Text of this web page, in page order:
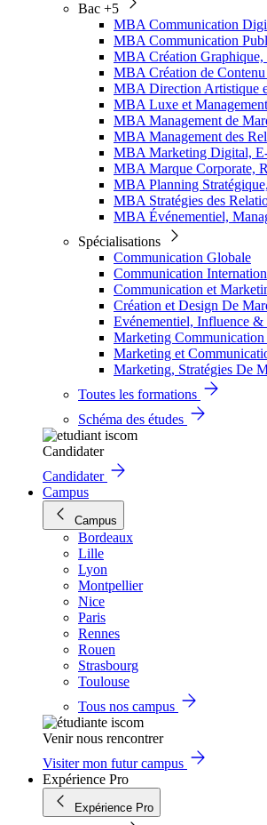
Bac +5
MBA Communication
MBA Communication
MBA Création
MBA Création de
MBA Direction Artistique
MBA Luxe et
MBA Management de
MBA Management des
MBA Marketing Digital,
MBA Marque Corporate,
MBA Planning
MBA Stratégies des
MBA Événementiel,
Spécialisations
Communication Globale
Communication
Communication et
Création et Design De
Evénementiel, Influence &
Marketing Communication
Marketing et
Marketing, Stratégies De
Toutes les formations
Schéma des études
Candidater
Candidater
Campus
Campus
Bordeaux
Lille
Lyon
Montpellier
Nice
Paris
Rennes
Rouen
Strasbourg
Toulouse
Tous nos campus
Venir nous rencontrer
Visiter mon futur campus
Expérience Pro
Expérience Pro